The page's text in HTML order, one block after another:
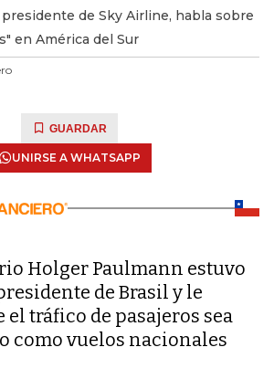
de Sky Airline, habla sobre
en América del Sur
GUARDAR
UNIRSE A WHATSAPP
Holger Paulmann estuvo
de Brasil y le
el tráfico de pasajeros sea
como vuelos nacionales